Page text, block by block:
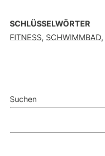
SCHLÜSSELWÖRTER
FITNESS, SCHWIMMBAD,
Suchen